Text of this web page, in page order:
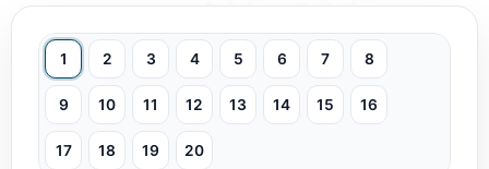
1 2 3 4 5 6 7 8
9 10 11 12 13 14 15 16
17 18 19 20